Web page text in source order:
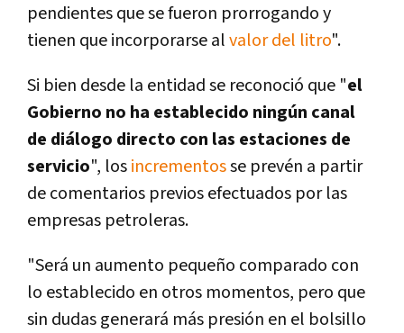
pendientes que se fueron prorrogando y
tienen que incorporarse alvalor del litro".
Si bien desde la entidad se reconoció que "el
Gobierno no ha establecido ningún canal
de diálogo directo con las estaciones de
servicio", losincrementosse prevén a partir
de comentarios previos efectuados por las
empresas petroleras.
"Será un aumento pequeño comparado con
lo establecido en otros momentos, pero que
sin dudas generará más presión en el bolsillo